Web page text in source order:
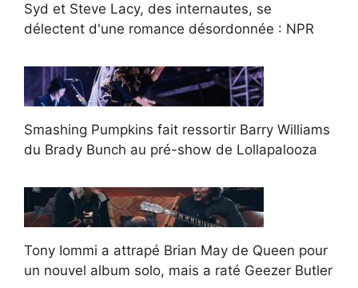
Syd et Steve Lacy, des internautes, se
délectent d'une romance désordonnée : NPR
Smashing Pumpkins fait ressortir Barry Williams
du Brady Bunch au pré-show de Lollapalooza
Tony Iommi a attrapé Brian May de Queen pour
un nouvel album solo, mais a raté Geezer Butler